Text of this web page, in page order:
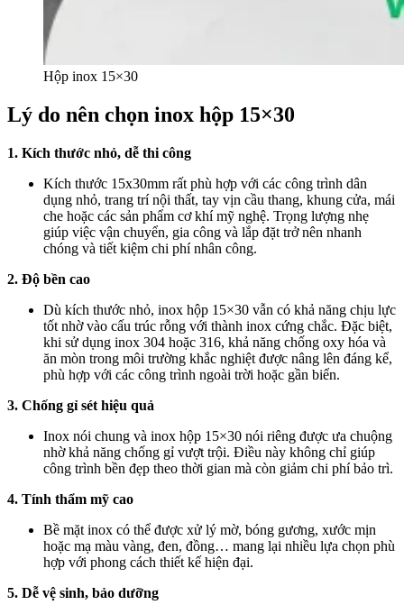
Hộp inox 15×30
Lý do nên chọn inox hộp 15×30
1. Kích thước nhỏ, dễ thi công
Kích thước 15x30mm rất phù hợp với các công trình dân
dụng nhỏ, trang trí nội thất, tay vịn cầu thang, khung cửa, mái
che hoặc các sản phẩm cơ khí mỹ nghệ. Trọng lượng nhẹ
giúp việc vận chuyển, gia công và lắp đặt trở nên nhanh
chóng và tiết kiệm chi phí nhân công.
2. Độ bền cao
Dù kích thước nhỏ, inox hộp 15×30 vẫn có khả năng chịu lực
tốt nhờ vào cấu trúc rỗng với thành inox cứng chắc. Đặc biệt,
khi sử dụng inox 304 hoặc 316, khả năng chống oxy hóa và
ăn mòn trong môi trường khắc nghiệt được nâng lên đáng kể,
phù hợp với các công trình ngoài trời hoặc gần biển.
3. Chống gỉ sét hiệu quả
Inox nói chung và inox hộp 15×30 nói riêng được ưa chuộng
nhờ khả năng chống gỉ vượt trội. Điều này không chỉ giúp
công trình bền đẹp theo thời gian mà còn giảm chi phí bảo trì.
4. Tính thẩm mỹ cao
Bề mặt inox có thể được xử lý mờ, bóng gương, xước mịn
hoặc mạ màu vàng, đen, đồng… mang lại nhiều lựa chọn phù
hợp với phong cách thiết kế hiện đại.
5. Dễ vệ sinh, bảo dưỡng